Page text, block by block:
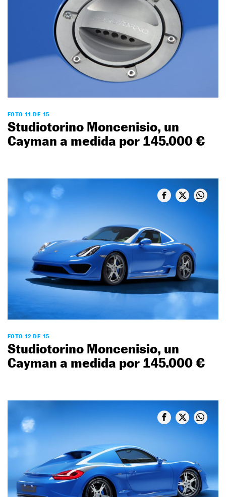
FOTO 11 DE 15
Studiotorino Moncenisio, un
Cayman a medida por 145.000 €
FOTO 12 DE 15
Studiotorino Moncenisio, un
Cayman a medida por 145.000 €